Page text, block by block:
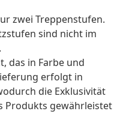
zwei Treppenstufen.
sind nicht im
das in Farbe und
erfolgt in
die Exklusivität
Produkts gewährleistet